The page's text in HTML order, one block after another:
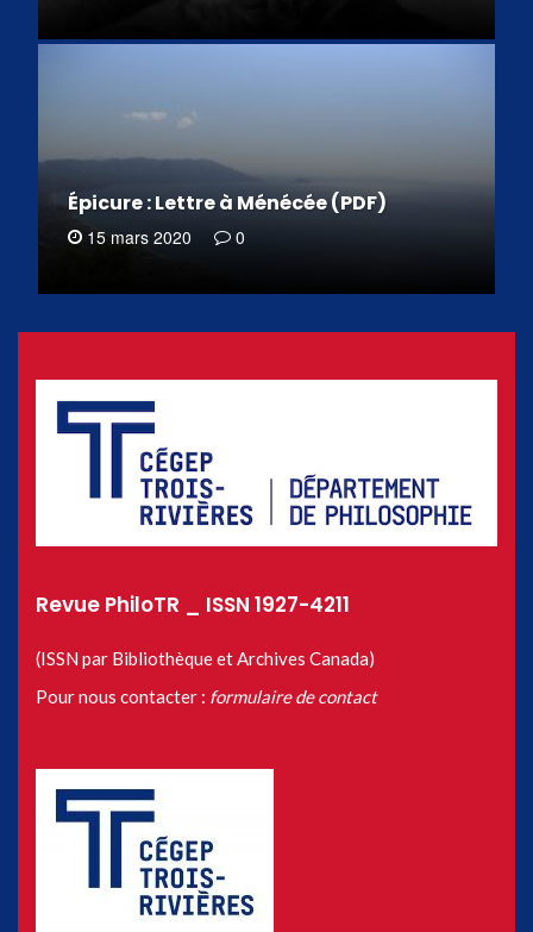
Épicure : Lettre à Ménécée (PDF)
15 mars 2020 0
Revue PhiloTR _ ISSN 1927-4211
(ISSN par Bibliothèque et Archives Canada)
Pour nous contacter : formulaire de contact